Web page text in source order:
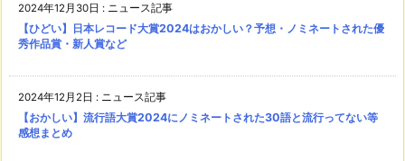
2024年12月30日 : ニュース記事
【ひどい】日本レコード大賞2024はおかしい？予想・ノミネートされた優
秀作品賞・新人賞など
2024年12月2日 : ニュース記事
【おかしい】流行語大賞2024にノミネートされた30語と流行ってない等
感想まとめ